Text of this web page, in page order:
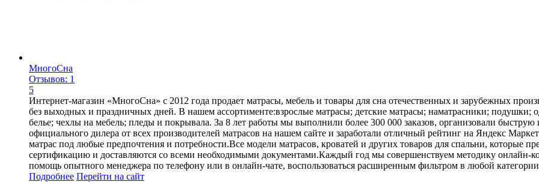
МногоСна
Отзывов: 1
5
Интернет-магазин «МногоСна» с 2012 года продает матрасы, мебель и товары для сна отечественных и зарубежных
без выходных и праздничных дней. В нашем ассортименте:взрослые матрасы; детские матрасы; наматрасники; подушки;
белье; чехлы на мебель; пледы и покрывала. За 8 лет работы мы выполнили более 300 000 заказов, организовали
официального дилера от всех производителей матрасов на нашем сайте и заработали отличный рейтинг на Яндекс
матрас под любые предпочтения и потребности.Все модели матрасов, кроватей и других товаров для спальни, которые
сертификацию и доставляются со всеми необходимыми документами.Каждый год мы совершенствуем методику онлайн-
помощь опытного менеджера по телефону или в онлайн-чате, воспользоваться расширенным фильтром в любой
Подробнее Перейти на сайт